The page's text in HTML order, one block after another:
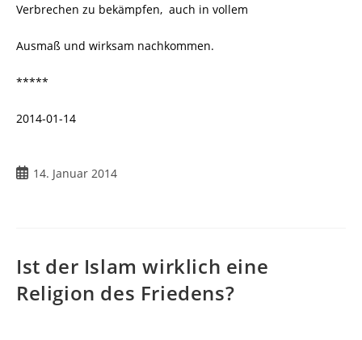
Verbrechen zu bekämpfen, auch in vollem
Ausmaß und wirksam nachkommen.
*****
2014-01-14
14. Januar 2014
Ist der Islam wirklich eine
Religion des Friedens?